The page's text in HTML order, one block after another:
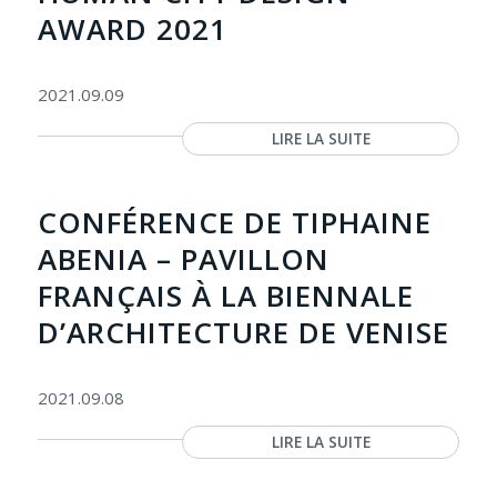
AWARD 2021
2021.09.09
LIRE LA SUITE
CONFÉRENCE DE TIPHAINE
ABENIA – PAVILLON
FRANÇAIS À LA BIENNALE
D’ARCHITECTURE DE VENISE
2021.09.08
LIRE LA SUITE